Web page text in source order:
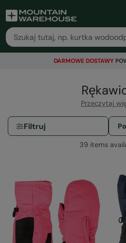
DARMOWE DOSTAWY
Przeczytaj
Filtruj
39 items